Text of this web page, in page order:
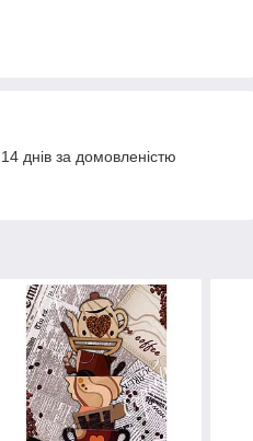
днів за домовленістю